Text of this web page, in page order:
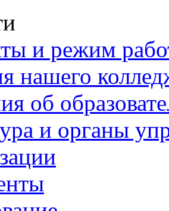
и режим
нашего
об
и органы